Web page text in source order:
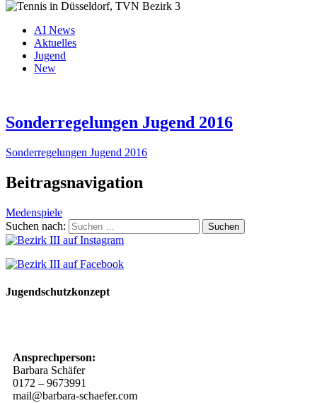
AI News
Aktuelles
Jugend
New
Sonderregelungen Jugend 2016
Sonderregelungen Jugend 2016
Beitragsnavigation
Medenspiele
Suchen nach:
Jugendschutzkonzept
Ansprechperson:
Barbara Schäfer
0172 – 9673991
mail@barbara-schaefer.com